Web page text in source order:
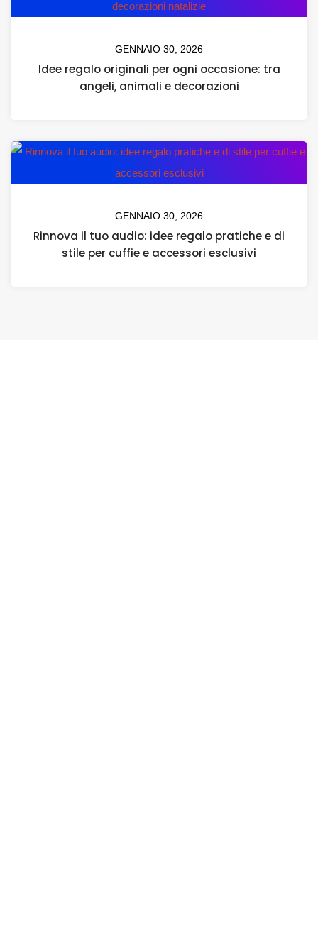
GENNAIO 30, 2026
Idee regalo originali per ogni occasione: tra
angeli, animali e decorazioni
GENNAIO 30, 2026
Rinnova il tuo audio: idee regalo pratiche e di
stile per cuffie e accessori esclusivi